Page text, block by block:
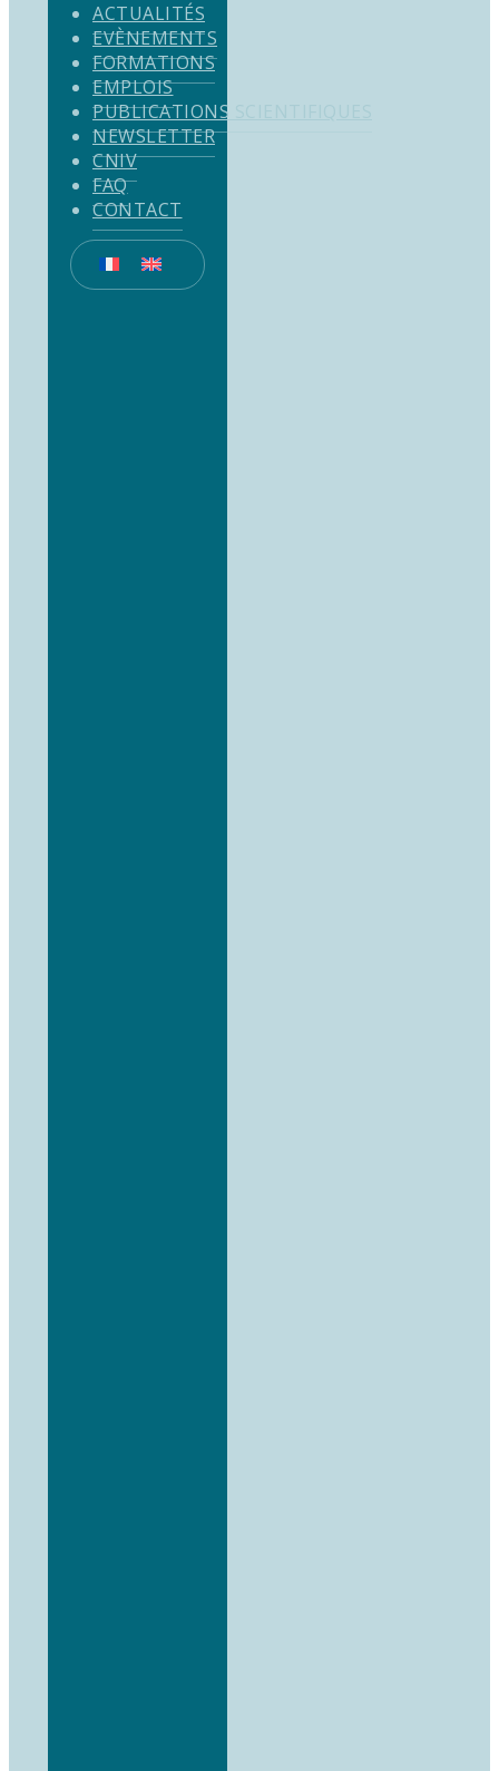
ACTUALITÉS
EVÈNEMENTS
FORMATIONS
EMPLOIS
PUBLICATIONS SCIENTIFIQUES
NEWSLETTER
CNIV
FAQ
CONTACT